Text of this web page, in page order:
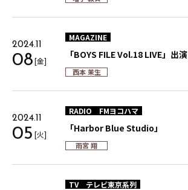
2024.11
08[金]
MAGAZINE
「BOYS FILE Vol.18 LIVE」出演
西本 茉生
2024.11
05 [火]
RADIO FMヨコハマ
「Harbor Blue Studio」
雨宮 翔
TV テレビ東京系列